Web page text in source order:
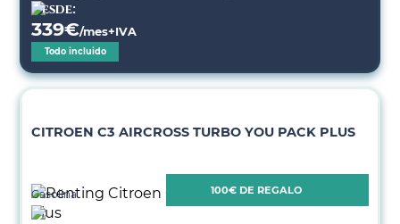
Desde:
339€/mes+IVA
Todo incluido
CITROEN C3 AIRCROSS TURBO YOU PACK PLUS
Gasolina 100€ DE REGALO